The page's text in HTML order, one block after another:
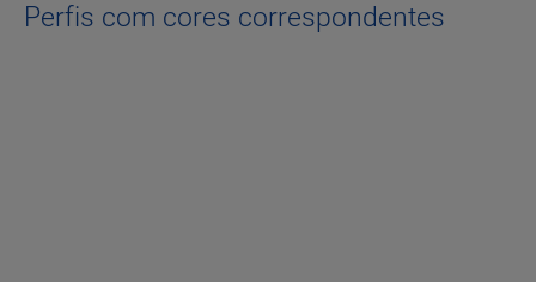
Perfis com cores correspondentes